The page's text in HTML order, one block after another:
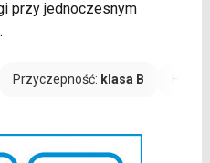
przy jednoczesnym
Przyczepność: klasa B Hałas: